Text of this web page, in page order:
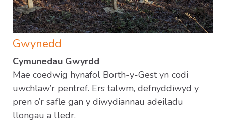
Gwynedd
Cymunedau Gwyrdd
Mae coedwig hynafol Borth-y-Gest yn codi
uwchlaw’r pentref. Ers talwm, defnyddiwyd y
pren o’r safle gan y diwydiannau adeiladu
llongau a lledr.